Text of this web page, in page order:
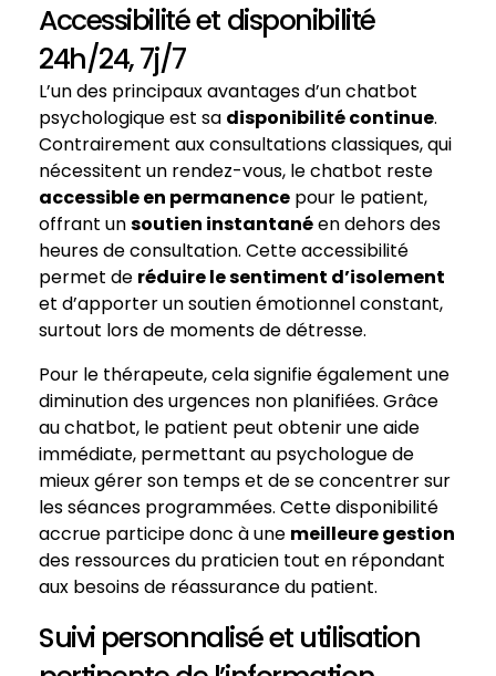
Accessibilité et disponibilité
24h/24, 7j/7
L’un des principaux avantages d’un chatbot
psychologique est sa disponibilité continue.
Contrairement aux consultations classiques, qui
nécessitent un rendez-vous, le chatbot reste
accessible en permanence pour le patient,
offrant unsoutien instantanéen dehors des
heures de consultation. Cette accessibilité
permet de réduire le sentiment d’isolement
et d’apporter un soutien émotionnel constant,
surtout lors de moments de détresse.
Pour le thérapeute, cela signifie également une
diminution des urgences non planifiées. Grâce
au chatbot, le patient peut obtenir une aide
immédiate, permettant au psychologue de
mieux gérer son temps et de se concentrer sur
les séances programmées. Cette disponibilité
accrue participe donc à une meilleure gestion
des ressources du praticien tout en répondant
aux besoins de réassurance du patient.
Suivi personnalisé et utilisation